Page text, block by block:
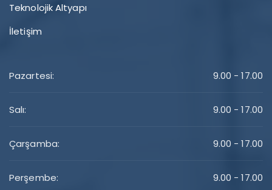
Teknolojik Altyapı
İletişim
Pazartesi: 9.00 - 17.00
Salı: 9.00 - 17.00
Çarşamba: 9.00 - 17.00
Perşembe: 9.00 - 17.00